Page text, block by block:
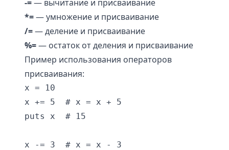
-=— вычитание и присваивание
*=— умножение и присваивание
/=— деление и присваивание
%=— остаток от деления и присваивание
Пример использования операторов
присваивания:
x = 10
x += 5  # x = x + 5
puts x  # 15
x -= 3  # x = x - 3